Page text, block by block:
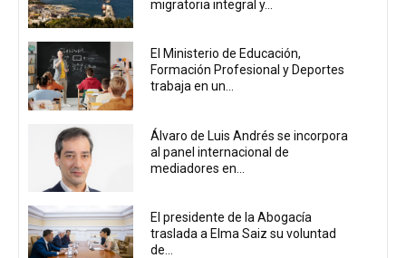
migratoria integral y...
El Ministerio de Educación,
Formación Profesional y Deportes
trabaja en un...
Álvaro de Luis Andrés se incorpora
al panel internacional de
mediadores en...
El presidente de la Abogacía
traslada a Elma Saiz su voluntad
de...